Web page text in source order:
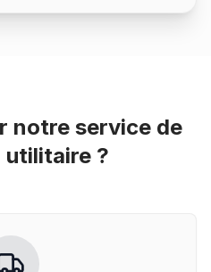
notre service de
utilitaire ?